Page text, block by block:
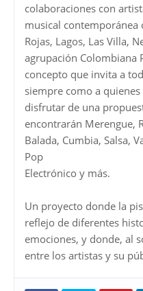
colaboraciones con
musical contemporánea
Rojas, Lagos, Las Villa,
agrupación Colombiana
concepto que invita a
siempre como a
disfrutar de una
encontrarán Merengue,
Balada, Cumbia, Salsa,
Pop
Electrónico y más.
Un proyecto donde la
reflejo de diferentes
emociones, y donde, al
entre los artistas y su